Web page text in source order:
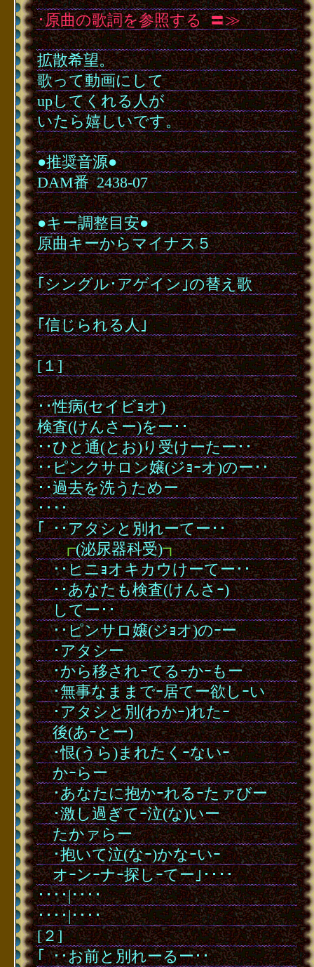
･原曲の歌詞を参照する･〓≫
･
拡散希望。
歌って動画にして
upしてくれる人が
いたら嬉しいです。
･
●推奨音源●
DAM番･2438-07
･
●キー調整目安●
原曲キーからマイナス５
･
｢シングル･アゲイン｣の替え歌
･
｢信じられる人｣
･
[１]
･
･･性病(セイビｮオ)
検査(けんさー)をー･･
･･ひと通(とお)り受けーたー･･
･･ピンクサロン嬢(ジｮｰオ)のー･･
･･過去を洗うためー
････
｢･･･アタシと別れーてー･･
･･･┏(泌尿器科受)┓
････ヒニｮオキカウけーてー･･
････あなたも検査(けんさｰ)
･･してー･･
････ピンサロ嬢(ジｮオ)のｰー
･･･アタシー
･･･から移されｰてるｰかｰもー
･･･無事なままでｰ居てー欲しｰい
･･･アタシと別(わかｰ)れたｰ
･･後(あｰとー)
･･･恨(うら)まれたくｰないｰ
･･かｰらー
･･･あなたに抱かｰれるｰたァびー
･･･激し過ぎてｰ泣(な)いー
･･たかァらー
･･･抱いて泣(なｰ)かなｰいｰ
･･オｰンｰナｰ探しｰてー｣････
････|････
････|････
[２]
｢･･･お前と別れーるー･･